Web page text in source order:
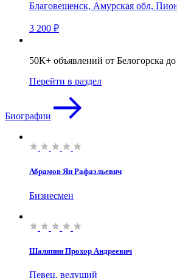
Благовещенск, Амурская обл,
3 200 ₽
50К+ объявлений от Белогорска
Перейти в раздел
Биографии
Абрамов Ян Рафаэльевич
Бизнесмен
Шаляпин Прохор Андреевич
Певец, ведущий